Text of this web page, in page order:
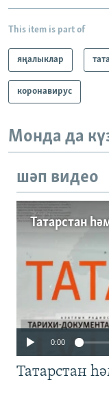
This item is part of
яңалыклар
коронавирус
Монда да
шәп видео
Татарстан
No
0:00
Татарстан